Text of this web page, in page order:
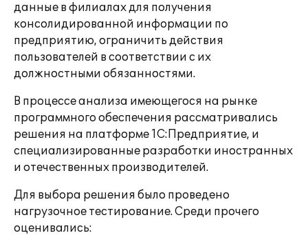
данные в филиалах для получения
консолидированной информации по
предприятию, ограничить действия
пользователей в соответствии с их
должностными обязанностями.
В процессе анализа имеющегося на рынке
программного обеспечения рассматривались
решения на платформе 1С:Предприятие, и
специализированные разработки иностранных
и отечественных производителей.
Для выбора решения было проведено
нагрузочное тестирование. Среди прочего
оценивались: